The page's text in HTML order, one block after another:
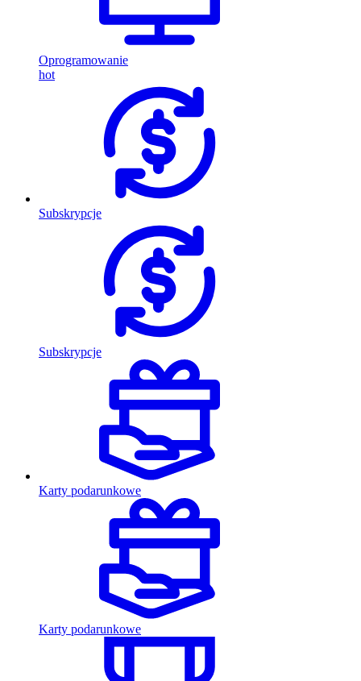
Oprogramowanie
hot
Subskrypcje
Subskrypcje
Karty podarunkowe
Karty podarunkowe